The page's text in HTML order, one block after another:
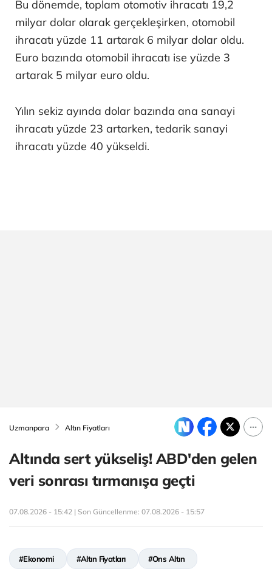
Bu dönemde, toplam otomotiv ihracatı 19,2
milyar dolar olarak gerçekleşirken, otomobil
ihracatı yüzde 11 artarak 6 milyar dolar oldu.
Euro bazında otomobil ihracatı ise yüzde 3
artarak 5 milyar euro oldu.
Yılın sekiz ayında dolar bazında ana sanayi
ihracatı yüzde 23 artarken, tedarik sanayi
ihracatı yüzde 40 yükseldi.
Uzmanpara Altın Fiyatları
Altında sert yükseliş! ABD'den gelen
veri sonrası tırmanışa geçti
07.08.2026 - 15:42 | Son Güncellenme: 07.08.2026 - 15:57
#Ekonomi #Altın Fiyatları #Ons Altın